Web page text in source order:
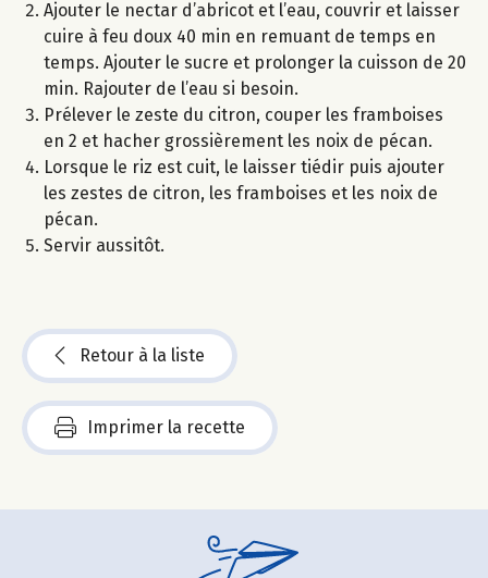
Ajouter le nectar d’abricot et l’eau, couvrir et laisser
cuire à feu doux 40 min en remuant de temps en
temps. Ajouter le sucre et prolonger la cuisson de 20
min. Rajouter de l’eau si besoin.
Prélever le zeste du citron, couper les framboises
en 2 et hacher grossièrement les noix de pécan.
Lorsque le riz est cuit, le laisser tiédir puis ajouter
les zestes de citron, les framboises et les noix de
pécan.
Servir aussitôt.
Retour à la liste
Imprimer la recette